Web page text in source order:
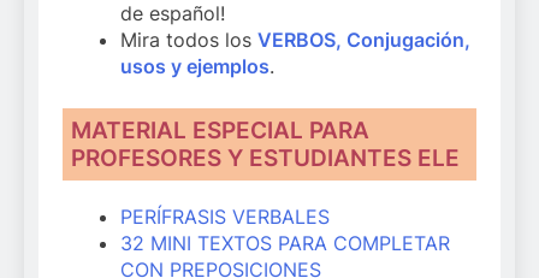
de español!
Mira todos los VERBOS, Conjugación,
usos y ejemplos.
MATERIAL ESPECIAL PARA
PROFESORES Y ESTUDIANTES ELE
PERÍFRASIS VERBALES
32 MINI TEXTOS PARA COMPLETAR
CON PREPOSICIONES